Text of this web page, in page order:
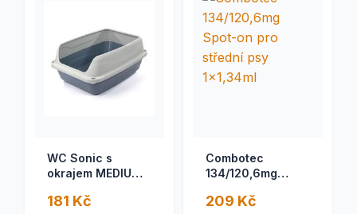
WC Sonic s
okrajem MEDIUM
cm
181 Kč
Combotec
134/120,6mg
střední psy
209 Kč